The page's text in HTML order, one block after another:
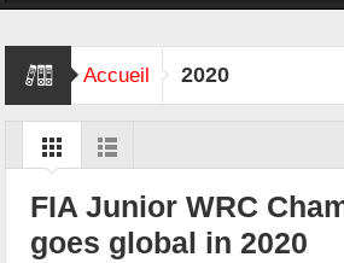
Accueil 2020
FIA Junior WRC
goes global in 2020